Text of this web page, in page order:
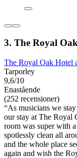
3. The Royal
The Royal Oak Hotel
Tarporley
9,6/10
Enastående
(252 recensioner)
“As musicians we
our stay at The Royal
room was super with
spotlessly clean all
and the whole place
again and wish the